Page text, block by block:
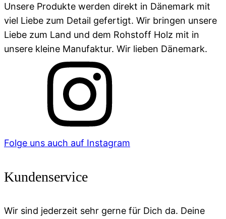
Unsere Produkte werden direkt in Dänemark mit
viel Liebe zum Detail gefertigt. Wir bringen unsere
Liebe zum Land und dem Rohstoff Holz mit in
unsere kleine Manufaktur. Wir lieben Dänemark.
Folge uns auch auf Instagram
Kundenservice
Wir sind jederzeit sehr gerne für Dich da. Deine